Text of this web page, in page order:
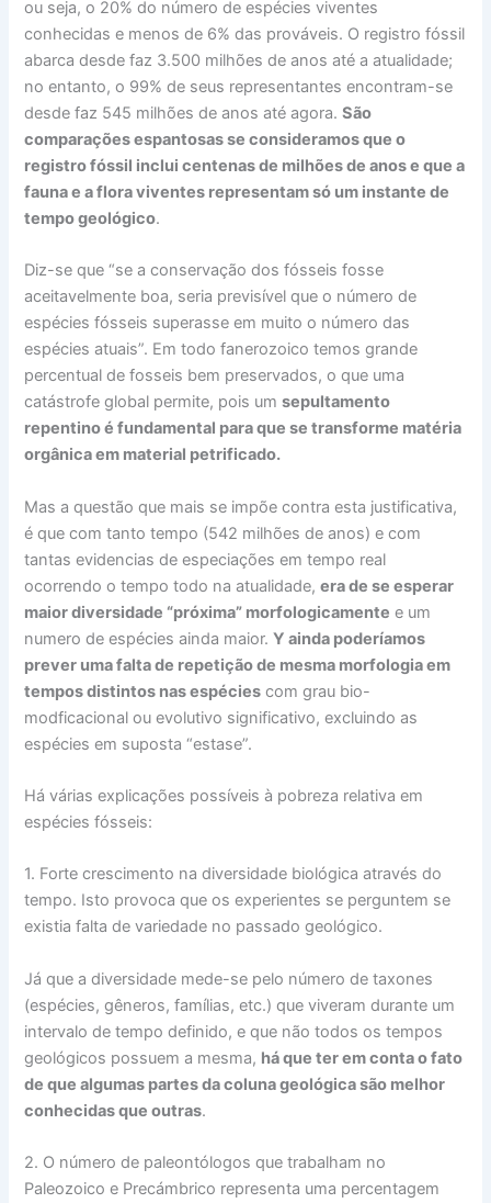
ou seja, o 20% do número de espécies viventes
conhecidas e menos de 6% das prováveis. O registro fóssil
abarca desde faz 3.500 milhões de anos até a atualidade;
no entanto, o 99% de seus representantes encontram-se
desde faz 545 milhões de anos até agora.São
comparações espantosas se consideramos que o
registro fóssil inclui centenas de milhões de anos e que a
fauna e a flora viventes representam só um instante de
tempo geológico.
Diz-se que “se a conservação dos fósseis fosse
aceitavelmente boa, seria previsível que o número de
espécies fósseis superasse em muito o número das
espécies atuais”. Em todo fanerozoico temos grande
percentual de fosseis bem preservados, o que uma
catástrofe global permite, pois umsepultamento
repentino é fundamental para que se transforme matéria
orgânica em material petrificado.
Mas a questão que mais se impõe contra esta justificativa,
é que com tanto tempo (542 milhões de anos) e com
tantas evidencias de especiações em tempo real
ocorrendo o tempo todo na atualidade,era de se esperar
maior diversidade “próxima” morfologicamente e um
numero de espécies ainda maior.Y ainda poderíamos
prever uma falta de repetição de mesma morfologia em
tempos distintos nas espécies com grau bio-
modficacional ou evolutivo significativo, excluindo as
espécies em suposta “estase”.
Há várias explicações possíveis à pobreza relativa em
espécies fósseis:
1. Forte crescimento na diversidade biológica através do
tempo. Isto provoca que os experientes se perguntem se
existia falta de variedade no passado geológico.
Já que a diversidade mede-se pelo número de taxones
(espécies, gêneros, famílias, etc.) que viveram durante um
intervalo de tempo definido, e que não todos os tempos
geológicos possuem a mesma, há que ter em conta o fato
de que algumas partes da coluna geológica são melhor
conhecidas que outras.
2. O número de paleontólogos que trabalham no
Paleozoico e Precámbrico representa uma percentagem